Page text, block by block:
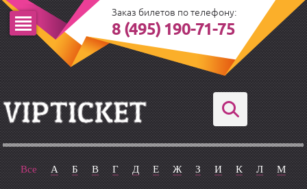
Заказ билетов по телефону:
8 (495) 190-71-75
Все А Б В Г Д Е Ж З И К Л М